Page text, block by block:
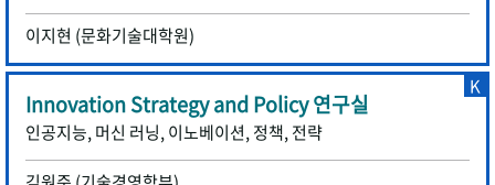
이지현 (문화기술대학원)
Innovation Strategy and Policy 연구실
인공지능, 머신 러닝, 이노베이션, 정책, 전략
K